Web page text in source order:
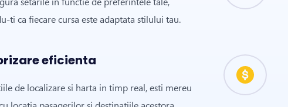
ti ca fiecare cursa este adaptata stilului tau.
eficienta
de localizare si harta in timp real, esti mereu